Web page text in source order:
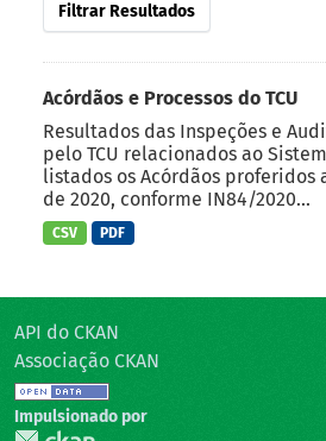
Filtrar Resultados
Acórdãos e Processos do TCU
Resultados das Inspeções e
pelo TCU relacionados ao
listados os Acórdãos
de 2020, conforme IN84/2020...
CSV PDF
API do CKAN
Associação CKAN
Impulsionado por